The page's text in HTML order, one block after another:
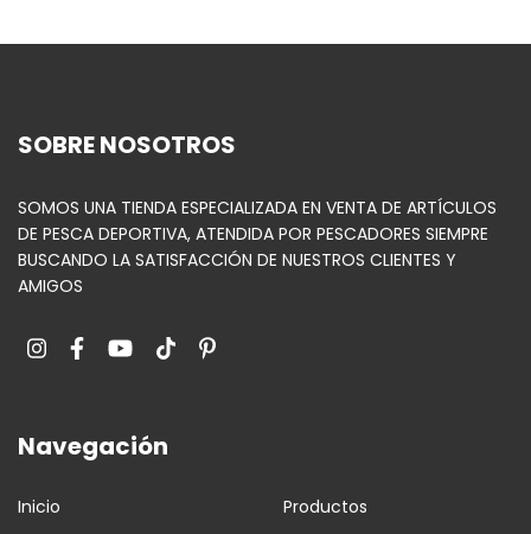
SOBRE NOSOTROS
SOMOS UNA TIENDA ESPECIALIZADA EN VENTA DE ARTÍCULOS
DE PESCA DEPORTIVA, ATENDIDA POR PESCADORES SIEMPRE
BUSCANDO LA SATISFACCIÓN DE NUESTROS CLIENTES Y
AMIGOS
Navegación
Inicio Productos